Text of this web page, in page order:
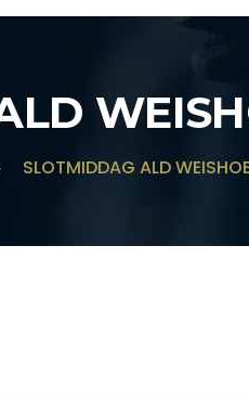
SLOTMIDDAG ALD